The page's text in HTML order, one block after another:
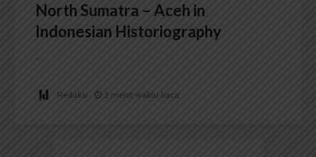
North Sumatra – Aceh in
Indonesian Historiography
...
Redaksi 2 menit waktu baca